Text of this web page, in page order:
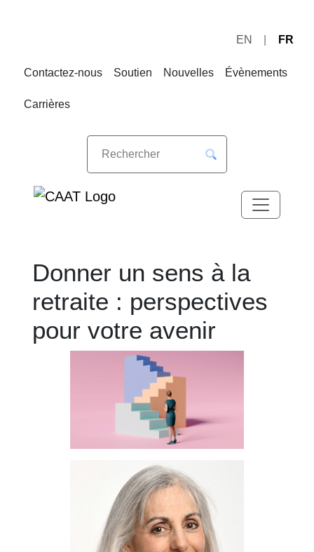
navigation
EN FR
Contactez-nous Soutien Nouvelles Évènements
Carrières
Donner un sens à la
retraite : perspectives
pour votre avenir